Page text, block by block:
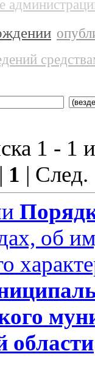
1 - 1
1 |
об
области